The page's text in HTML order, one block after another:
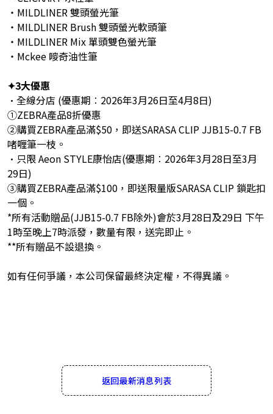
・MILDLINER 雙頭螢光筆
・MILDLINER Brush 雙頭螢光軟頭筆
・MILDLINER Mix 單頭雙色螢光筆
・Mckee 嘜奇油性筆
✦3大優惠
•全線分店 (優惠期︰2026年3月26日至4月8日)
①ZEBRA產品8折優惠
②購買ZEBRA產品滿$50，即送SARASA CLIP JJB15-0.7 FB
啫喱筆一枝。
•只限 Aeon STYLE康怡店(優惠期︰2026年3月28日至3月
29日)
③購買ZEBRA產品滿$100，即送限量版SARASA CLIP 鎖匙扣
一個。
*所有活動贈品(JJB15-0.7 FB除外)會於3月28日及29日 下午
1時至晚上7時派發，數量有限，送完即止。
**所有贈品不設退換。
如有任何爭議，本公司保留最終決定權，不得異議。
返回最新消息列表